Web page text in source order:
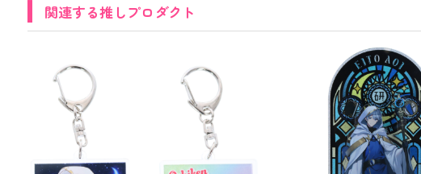
関連する推しプロダクト